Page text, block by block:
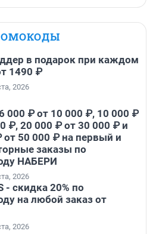
в подарок при каждом
1490 ₽
2026
000 ₽ от 10 000 ₽, 10 000 ₽
₽, 20 000 ₽ от 30 000 ₽ и
от 50 000 ₽ на первый и
заказы по
НАБЕРИ
2026
- скидка 20% по
на любой заказ от
2026